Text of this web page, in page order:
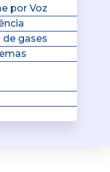
por Voz
gases